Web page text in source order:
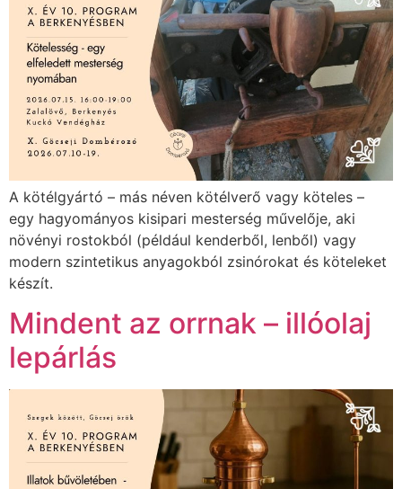
A kötélgyártó – más néven kötélverő vagy köteles –
egy hagyományos kisipari mesterség művelője, aki
növényi rostokból (például kenderből, lenből) vagy
modern szintetikus anyagokból zsinórokat és köteleket
készít.
Mindent az orrnak – illóolaj
lepárlás